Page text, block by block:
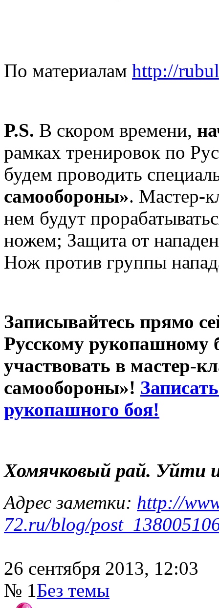
По материалам http://
P.S. В скором времени,
рамках тренировок по
будем проводить
самообороны». Мастер-
нем будут
ножем; Защита от
Нож против группы
Записывайтесь прямо
Русскому рукопашному
участвовать в мастер-
самообороны»!
рукопашного боя!
Хомячковый рай. Уйти
Адрес заметки: http://
72.ru/blog/
26 сентября 2013, 12:03
№ 1Без темы